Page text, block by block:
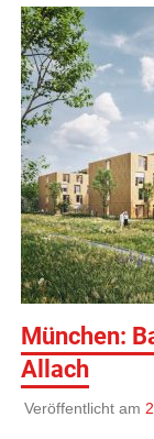
München:
Allach
Veröffentlicht am